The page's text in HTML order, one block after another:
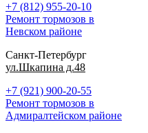
+7 (812) 955-20-10
Ремонт тормозов в
Невском районе
Санкт-Петербург
ул.Шкапина д.48
+7 (921) 900-20-55
Ремонт тормозов в
Адмиралтейском районе